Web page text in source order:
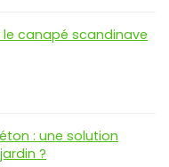
canapé scandinave
: une solution
?